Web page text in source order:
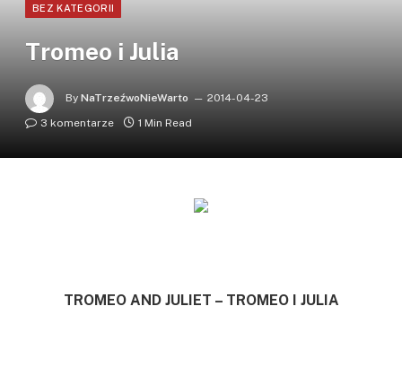
BEZ KATEGORII
Tromeo i Julia
By NaTrzeźwoNieWarto
2014-04-23
3 komentarze
1 Min Read
TROMEO AND JULIET – TROMEO I JULIA